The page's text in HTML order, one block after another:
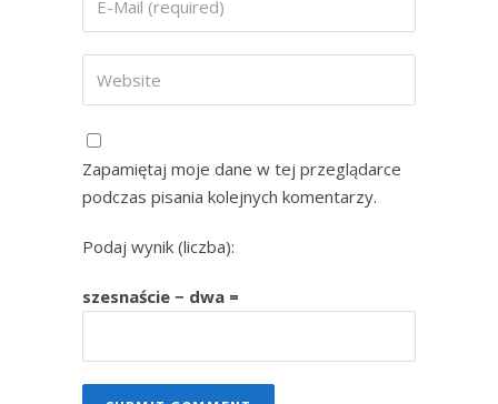
Zapamiętaj moje dane w tej przeglądarce
podczas pisania kolejnych komentarzy.
Podaj wynik (liczba):
szesnaście − dwa =